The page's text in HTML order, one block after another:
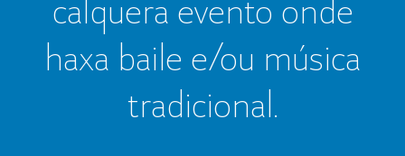
haxa baile e/ou música
tradicional.